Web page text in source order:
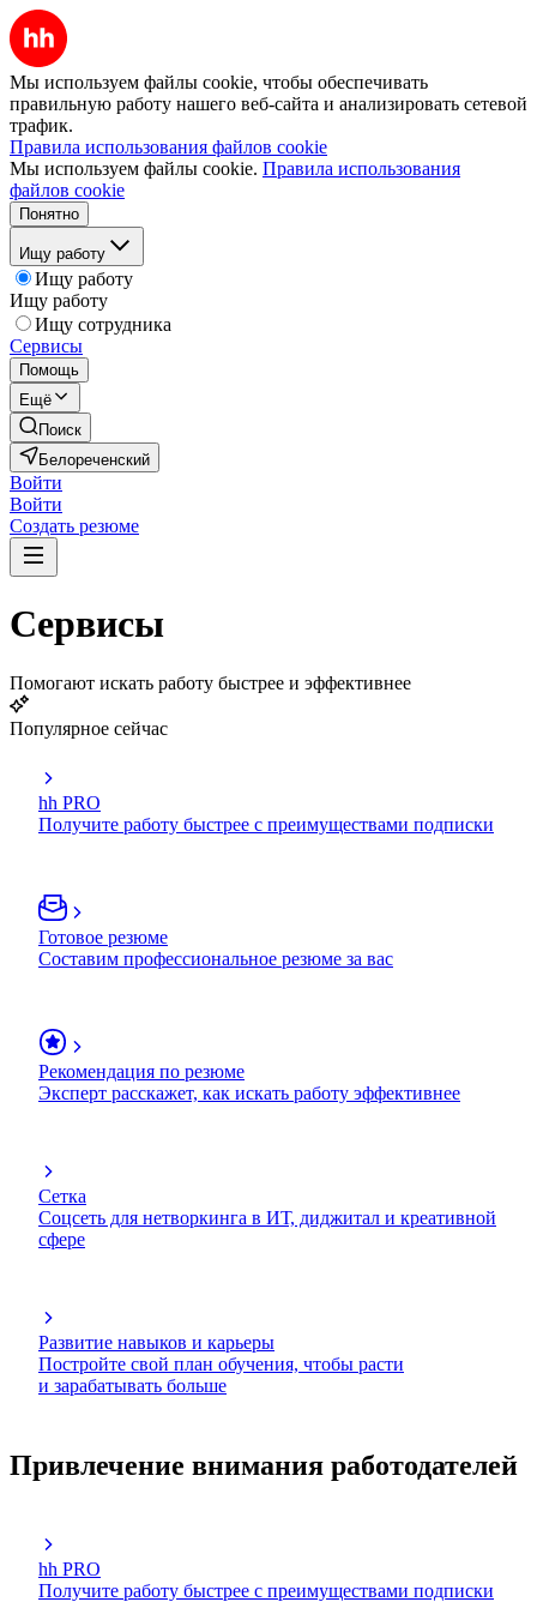
Мы используем файлы cookie, чтобы обеспечивать
правильную работу нашего веб-сайта и анализировать сетевой
трафик.
Правила использования файлов cookie
Мы используем файлы cookie. Правила использования
файлов cookie
Понятно
Ищу работу
Ищу работу
Ищу работу
Ищу сотрудника
Сервисы
Помощь
Ещё
Поиск
Белореченский
Войти
Войти
Создать резюме
Сервисы
Помогают искать работу быстрее и эффективнее
Популярное сейчас
hh PRO
Получите работу быстрее с преимуществами подписки
Готовое резюме
Составим профессиональное резюме за вас
Рекомендация по резюме
Эксперт расскажет, как искать работу эффективнее
Сетка
Соцсеть для нетворкинга в ИТ, диджитал и креативной
сфере
Развитие навыков и карьеры
Постройте свой план обучения, чтобы расти
и зарабатывать больше
Привлечение внимания работодателей
hh PRO
Получите работу быстрее с преимуществами подписки